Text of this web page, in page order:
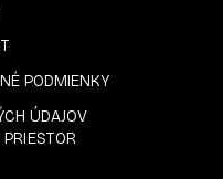
PODMIENKY
ÚDAJOV